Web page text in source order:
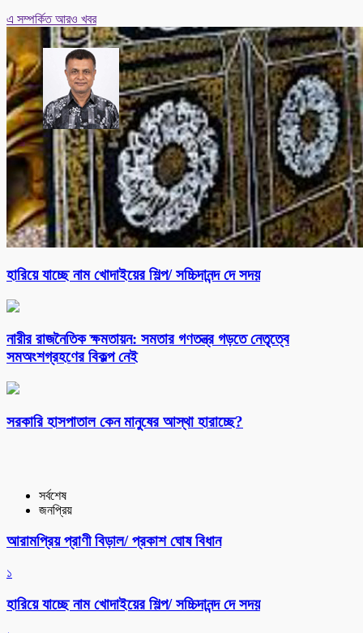
এ সম্পর্কিত আরও খবর
হারিয়ে যাচ্ছে নাম খোদাইয়ের শিল্প/ সচ্চিদানন্দ দে সদয়
নারীর রাজনৈতিক ক্ষমতায়ন: সমতার গণতন্ত্র গড়তে নেতৃত্বে
সমঅংশগ্রহণের বিকল্প নেই
সরকারি হাসপাতাল কেন মানুষের আস্থা হারাচ্ছে?
সর্বশেষ
জনপ্রিয়
আরামপ্রিয় প্রাণী বিড়াল/ প্রকাশ ঘোষ বিধান
১
হারিয়ে যাচ্ছে নাম খোদাইয়ের শিল্প/ সচ্চিদানন্দ দে সদয়